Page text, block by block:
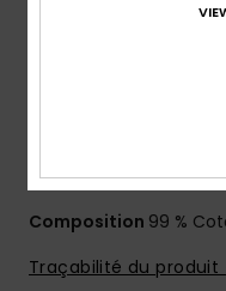
5 poches
Composition 99 %
Traçabilité du produit